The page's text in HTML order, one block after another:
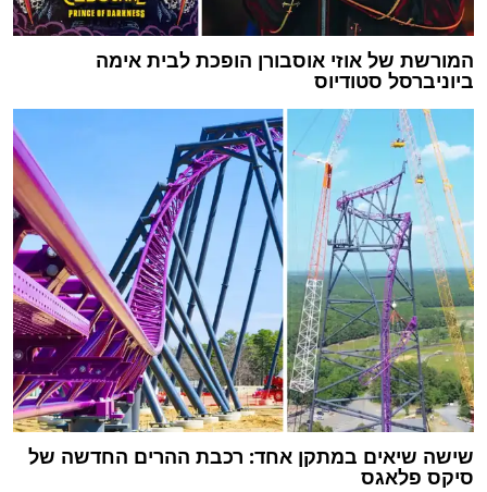
המורשת של אוזי אוסבורן הופכת לבית אימה
ביוניברסל סטודיוס
שישה שיאים במתקן אחד: רכבת ההרים החדשה של
סיקס פלאגס